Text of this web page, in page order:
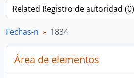
Related Registro de autoridad (0)
Fechas-n 1834
Área de elementos